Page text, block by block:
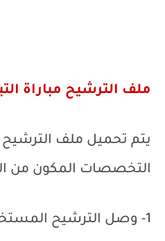
ملف الترشيح مباراة التبريز
يتم تحميل ملف الترشيح
التخصصات المكون من
1- وصل الترشيح